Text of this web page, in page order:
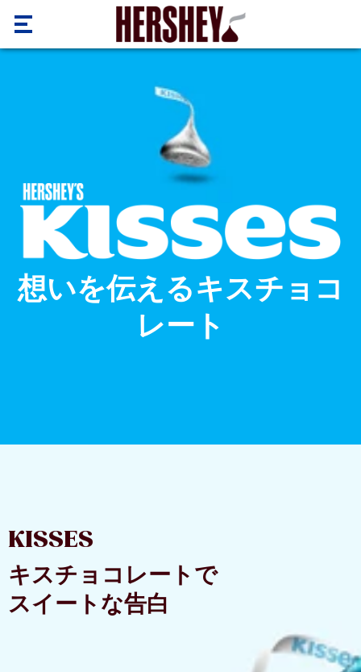
メインコンテンツに進む
BROOKSIDE
想いを伝えるキスチョコ
レート
KISSES
キスチョコレートで
スイートな告白